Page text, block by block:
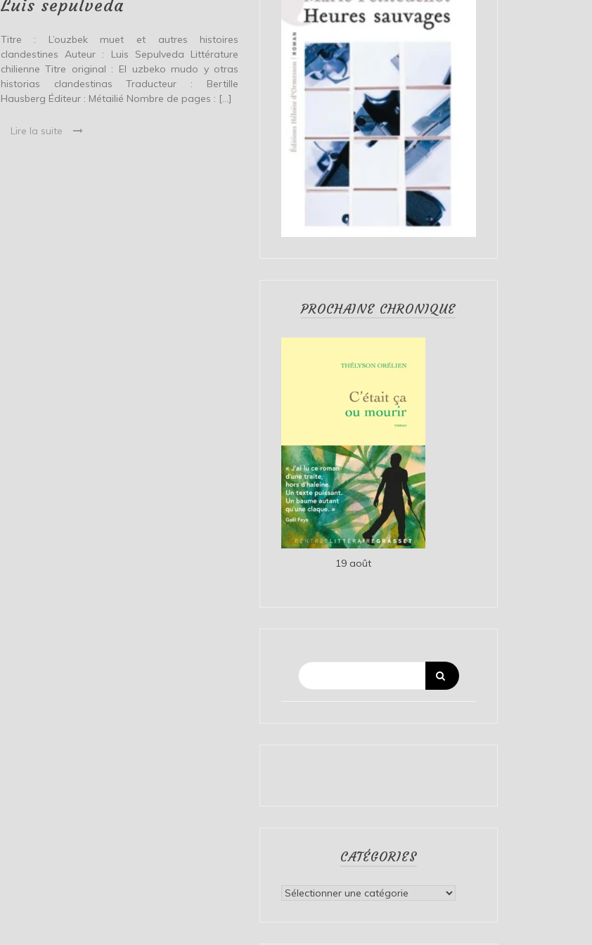
Luis sepulveda
Titre : L’ouzbek muet et autres histoires
clandestines Auteur : Luis Sepulveda Littérature
chilienne Titre original : El uzbeko mudo y otras
historias clandestinas Traducteur : Bertille
Hausberg Éditeur : Métailié Nombre de pages : […]
Lire la suite
PROCHAINE CHRONIQUE
19 août
CATÉGORIES
Catégories